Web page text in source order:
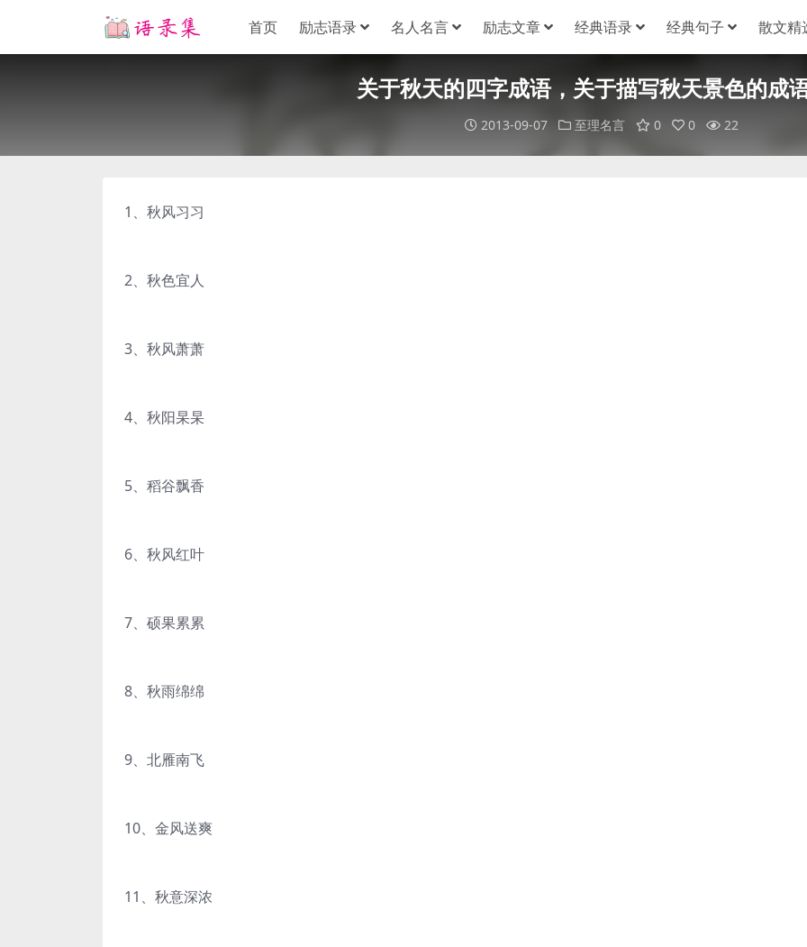
首页 励志语录 名人名言 励志文章 经典语录 经典句子 散文精
关于秋天的四字成语，关于描写秋天景色的成
2013-09-07 至理名言 0 0 22
1、秋风习习
2、秋色宜人
3、秋风萧萧
4、秋阳杲杲
5、稻谷飘香
6、秋风红叶
7、硕果累累
8、秋雨绵绵
9、北雁南飞
10、金风送爽
11、秋意深浓